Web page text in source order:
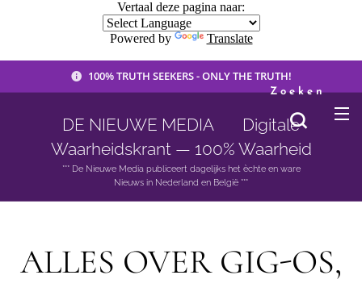
Vertaal deze pagina naar:
Powered by Translate
100% TRUTH SEEKERS - ONLY THE TRUTH!
DE NIEUWE MEDIA 🟣 Digitale
Waarheidskrant — 100% Waarheid
*** De Nieuwe Media publiceert dagelijks het èchte en ware
Nieuws in Nederland en België ***
Zoeken
ALLES OVER GIG-OS,